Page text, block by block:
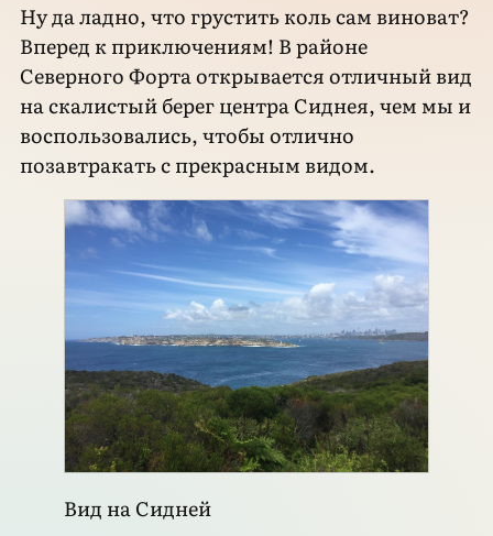
Ну да ладно, что грустить коль сам виноват?
Вперед к приключениям! В районе
Северного Форта открывается отличный вид
на скалистый берег центра Сиднея, чем мы и
воспользовались, чтобы отлично
позавтракать с прекрасным видом.
Вид на Сидней